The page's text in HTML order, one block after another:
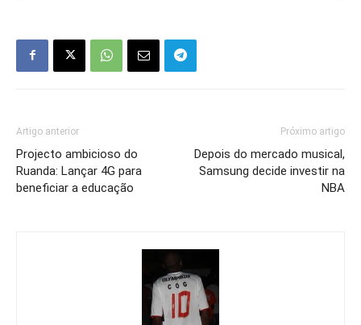
Artigo anterior
Projecto ambicioso do
Ruanda: Lançar 4G para
beneficiar a educação
Próximo artigo
Depois do mercado musical,
Samsung decide investir na
NBA